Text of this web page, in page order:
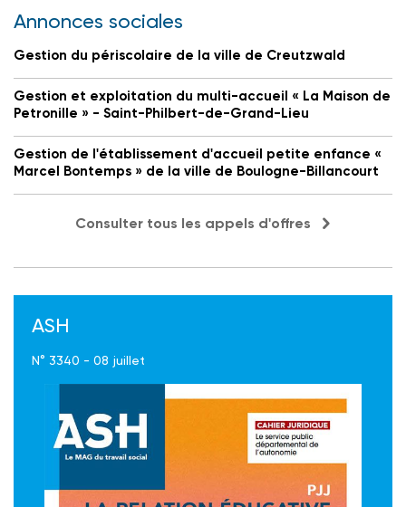
Annonces sociales
Gestion du périscolaire de la ville de Creutzwald
Gestion et exploitation du multi-accueil « La Maison de
Petronille » - Saint-Philbert-de-Grand-Lieu
Gestion de l'établissement d'accueil petite enfance «
Marcel Bontemps » de la ville de Boulogne-Billancourt
Consulter tous les appels d'offres
ASH
N° 3340 - 08 juillet